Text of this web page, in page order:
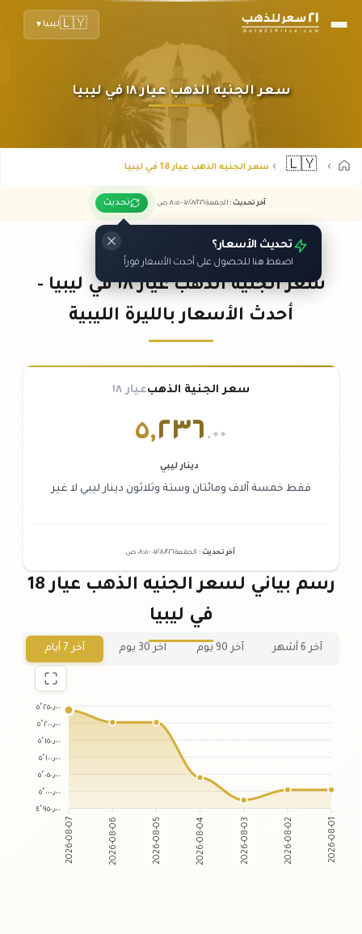
🇱🇾ليبيا ▼
سعر الجنيه الذهب عيار ١٨ في ليبيا
🇱🇾 سعر الجنيه الذهب عيار 18 في ليبيا
آخر تحديث : الجمعة ٠٧ /٠٨/٢٠٢٦ - ٠٨:٠٥ ص تحديث
تحديث الأسعار؟
اضغط هنا للحصول على أحدث الأسعار فوراً
سعر الجنيه الذهب عيار ١٨ في ليبيا -
أحدث الأسعار بالليرة الليبية
سعر الجنية الذهبعيار ١٨
٥,٢٣٦ .٠٠
دينار ليبي
فقط خمسة آلاف ومائتان وستة وثلاثون دينار ليبي لا غير
آخر تحديث : الجمعة ٠٧ /٠٨/٢٠٢٦ - ٠٨:٠٥ ص
رسم بياني لسعر الجنيه الذهب عيار 18
في ليبيا
آخر 6 أشهر آخر 90 يوم آخر 30 يوم آخر 7 أيام
٥٬٢٥٠٫٠٠
٥٬٢٠٠٫٠٠
٥٬١٥٠٫٠٠
٥٬١٠٠٫٠٠
٥٬٠٥٠٫٠٠
٥٬٠٠٠٫٠٠
٤٬٩٥٠٫٠٠
2026-08-07 2026-08-06 2026-08-05 2026-08-04 2026-08-03 2026-08-02 2026-08-01